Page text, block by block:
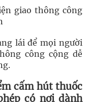
giao thông công
lái để mọi người
công cộng dễ
cấm hút thuốc
có nơi dành